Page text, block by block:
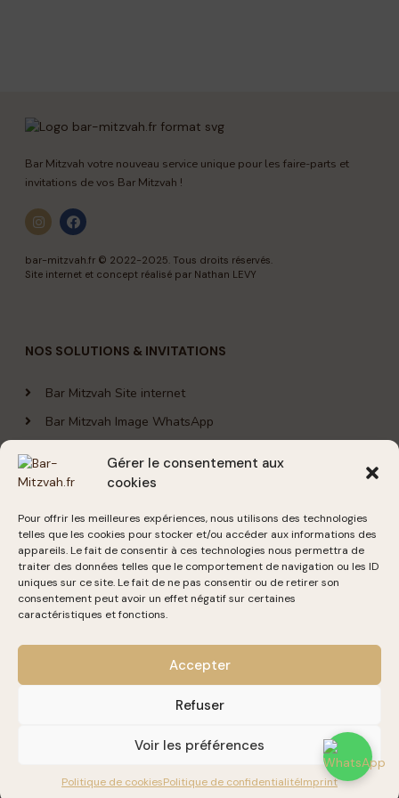
Gérer le consentement aux
cookies
Pour offrir les meilleures expériences, nous utilisons des technologies
telles que les cookies pour stocker et/ou accéder aux informations des
appareils. Le fait de consentir à ces technologies nous permettra de
traiter des données telles que le comportement de navigation ou les ID
uniques sur ce site. Le fait de ne pas consentir ou de retirer son
consentement peut avoir un effet négatif sur certaines
caractéristiques et fonctions.
Accepter
Refuser
Voir les préférences
Politique de cookiesPolitique de confidentialitéImprint
Bar Mitzvah votre nouveau service unique pour les faire-parts et
invitations de vos Bar Mitzvah !
bar-mitzvah.fr © 2022-2025. Tous droits réservés.
Site internet et concept réalisé par Nathan LEVY
NOS SOLUTIONS & INVITATIONS
Bar Mitzvah Site internet
Bar Mitzvah Image WhatsApp
PARTOUT EN FRANCE !
Paris Marseille Lyon Annecy
Nice
Strasbourg
Villeurbanne Sarcelles
INFORMATIONS
Politique de confidentialité